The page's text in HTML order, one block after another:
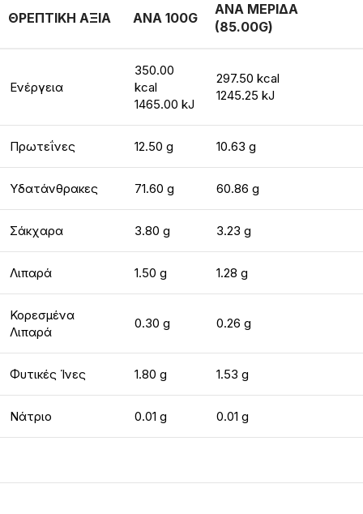
ΘΡΕΠΤΙΚΗ ΑΞΙΑ ΑΝΑ 100G
ΑΝΑ ΜΕΡΙΔΑ
(85.00G)
Ενέργεια
350.00
kcal
1465.00 kJ
297.50 kcal
1245.25 kJ
Πρωτεΐνες 12.50 g 10.63 g
Υδατάνθρακες 71.60 g 60.86 g
Σάκχαρα 3.80 g 3.23 g
Λιπαρά 1.50 g 1.28 g
Κορεσμένα
Λιπαρά
0.30 g 0.26 g
Φυτικές Ίνες 1.80 g 1.53 g
Νάτριο 0.01 g 0.01 g